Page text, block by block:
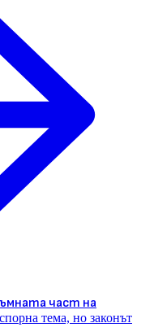
част на
тема, но законът